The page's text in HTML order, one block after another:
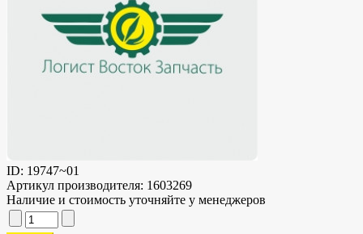
ID: 19747~01
Артикул производителя: 1603269
Наличие и стоимость уточняйте у менеджеров